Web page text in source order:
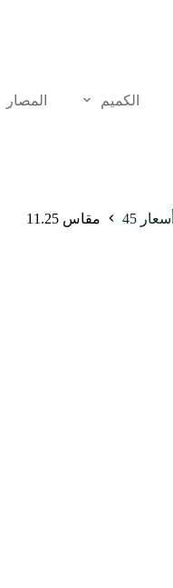
الكميم المصار
أسعار 45 مقاس 11.25